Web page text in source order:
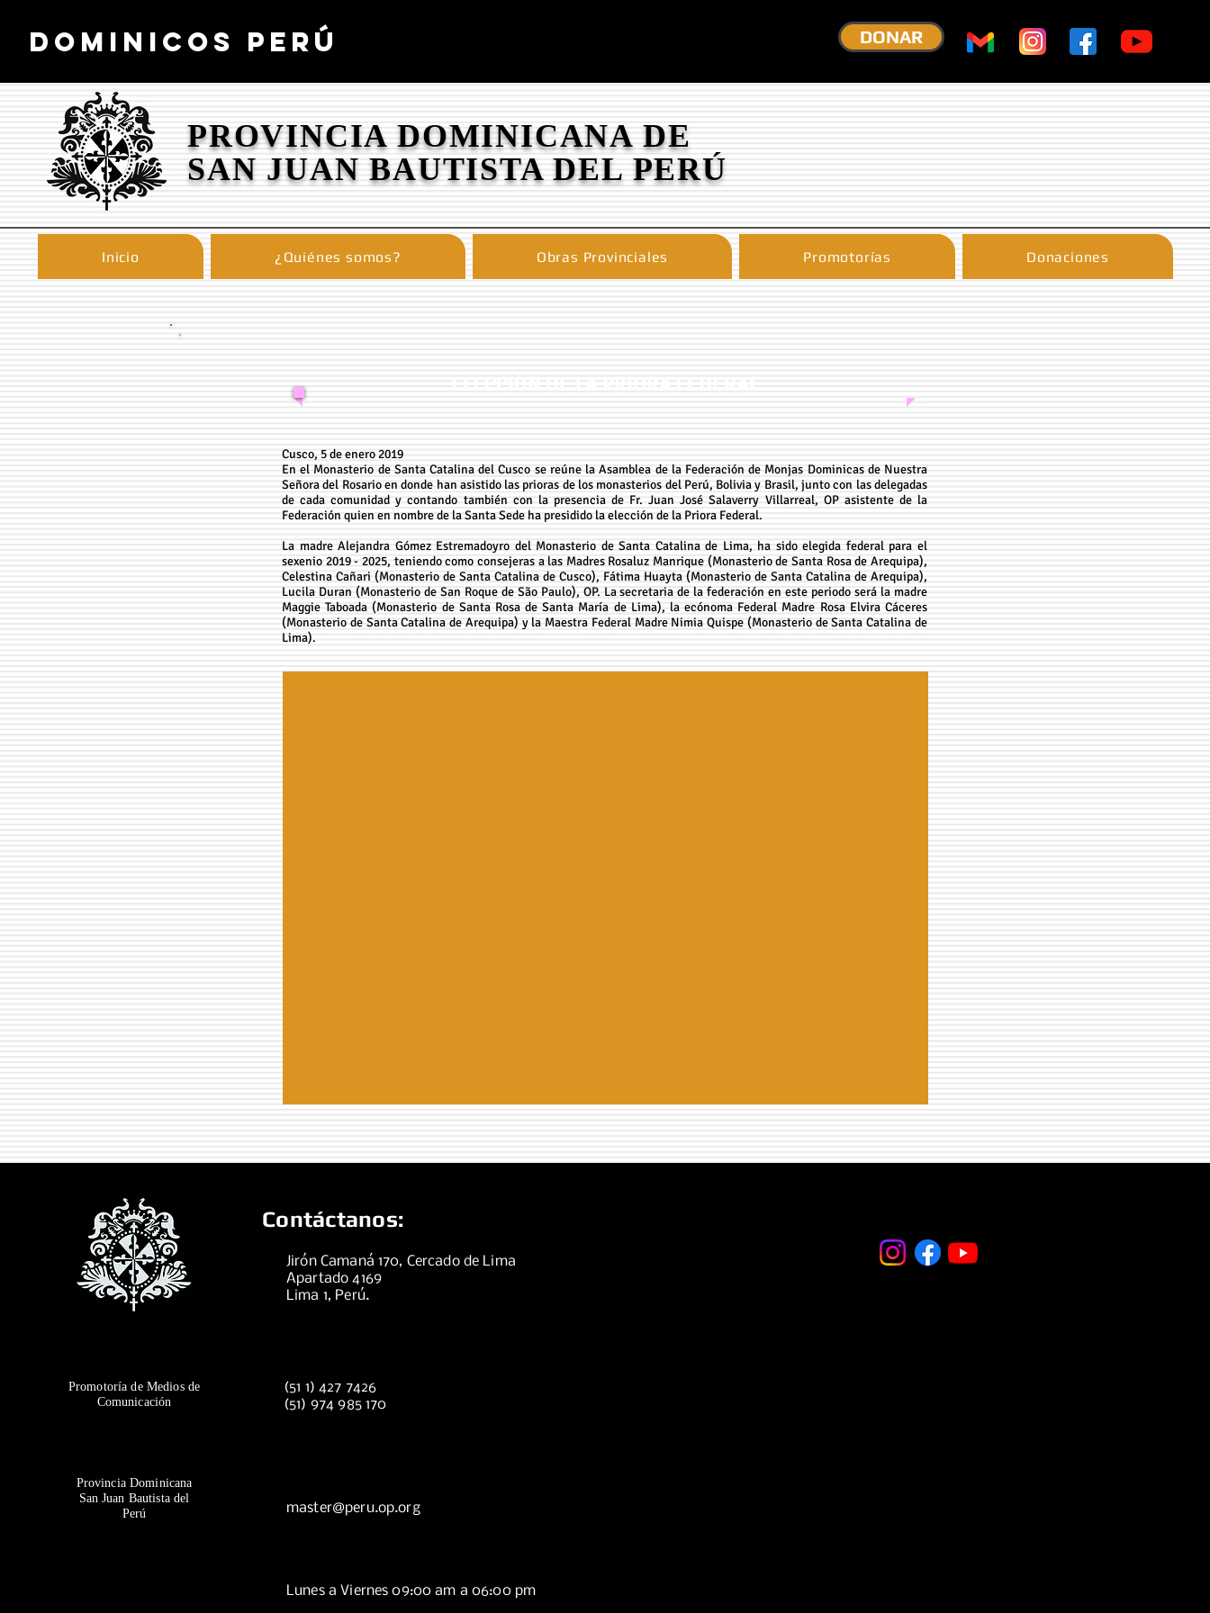
DOMINICOS PERÚ DONAR
PROVINCIA DOMINICANA DE
SAN JUAN BAUTISTA DEL PERÚ
Inicio ¿Quiénes somos? Obras Provinciales Promotorías Donaciones
Cusco, 5 de enero 2019
En el Monasterio de Santa Catalina del Cusco se reúne la Asamblea de la Federación de Monjas Dominicas de Nuestra
Señora del Rosario en donde han asistido las prioras de los monasterios del Perú, Bolivia y Brasil, junto con las delegadas
de cada comunidad y contando también con la presencia de Fr. Juan José Salaverry Villarreal, OP asistente de la
Federación quien en nombre de la Santa Sede ha presidido la elección de la Priora Federal.
La madre Alejandra Gómez Estremadoyro del Monasterio de Santa Catalina de Lima, ha sido elegida federal para el
sexenio 2019 - 2025, teniendo como consejeras a las Madres Rosaluz Manrique (Monasterio de Santa Rosa de Arequipa),
Celestina Cañari (Monasterio de Santa Catalina de Cusco), Fátima Huayta (Monasterio de Santa Catalina de Arequipa),
Lucila Duran (Monasterio de San Roque de São Paulo), OP. La secretaria de la federación en este periodo será la madre
Maggie Taboada (Monasterio de Santa Rosa de Santa María de Lima), la ecónoma Federal Madre Rosa Elvira Cáceres
(Monasterio de Santa Catalina de Arequipa) y la Maestra Federal Madre Nimia Quispe (Monasterio de Santa Catalina de
Lima).
Contáctanos:
Jirón Camaná 170, Cercado de Lima
Apartado 4169
Lima 1, Perú.
Promotoría de Medios de
Comunicación
(51 1) 427 7426
(51) 974 985 170
Provincia Dominicana
San Juan Bautista del
Perú
master@peru.op.org
Lunes a Viernes 09:00 am a 06:00 pm